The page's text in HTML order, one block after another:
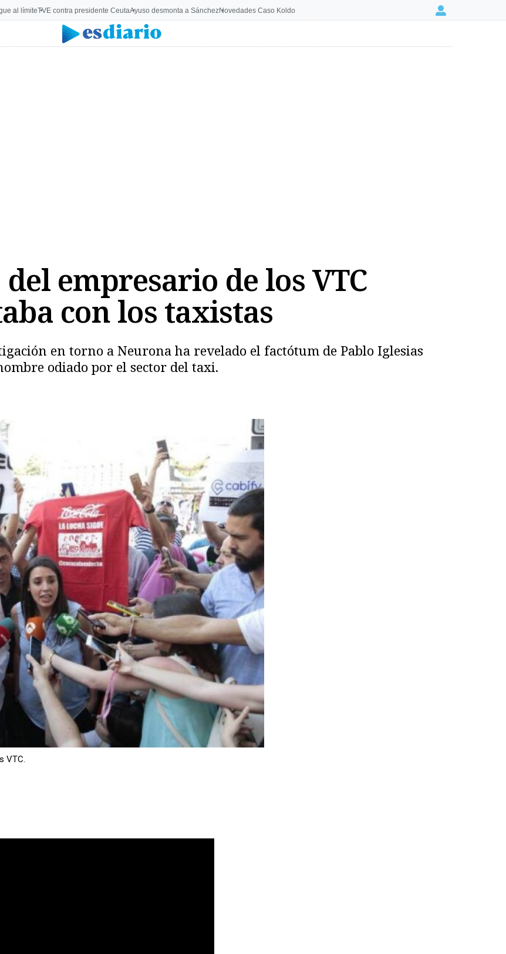
al límiteTVE contra presidente CeutaAyuso desmonta a SánchezNovedades Caso Koldo Login
empresario de los VTC
con los taxistas
en torno a Neurona ha revelado el factótum de Pablo Iglesias
odiado por el sector del taxi.
VTC.